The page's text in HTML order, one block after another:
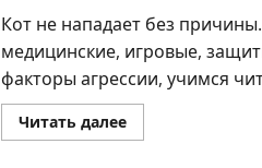
Кот не нападает без
медицинские, игровые,
факторы агрессии, учимся
Читать далееПрочитать
больше